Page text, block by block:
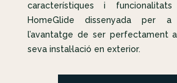
característiques i
HomeGlide dissenyada per
l’avantatge de ser perfectament
seva instal·lació en exterior.